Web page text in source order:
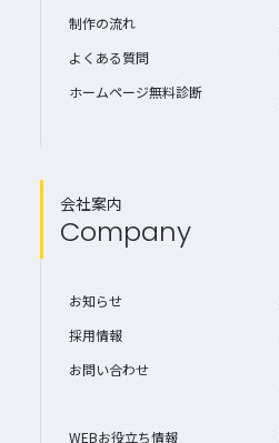
制作の流れ
よくある質問
ホームページ無料診断
会社案内
Company
お知らせ
採用情報
お問い合わせ
WEBお役立ち情報